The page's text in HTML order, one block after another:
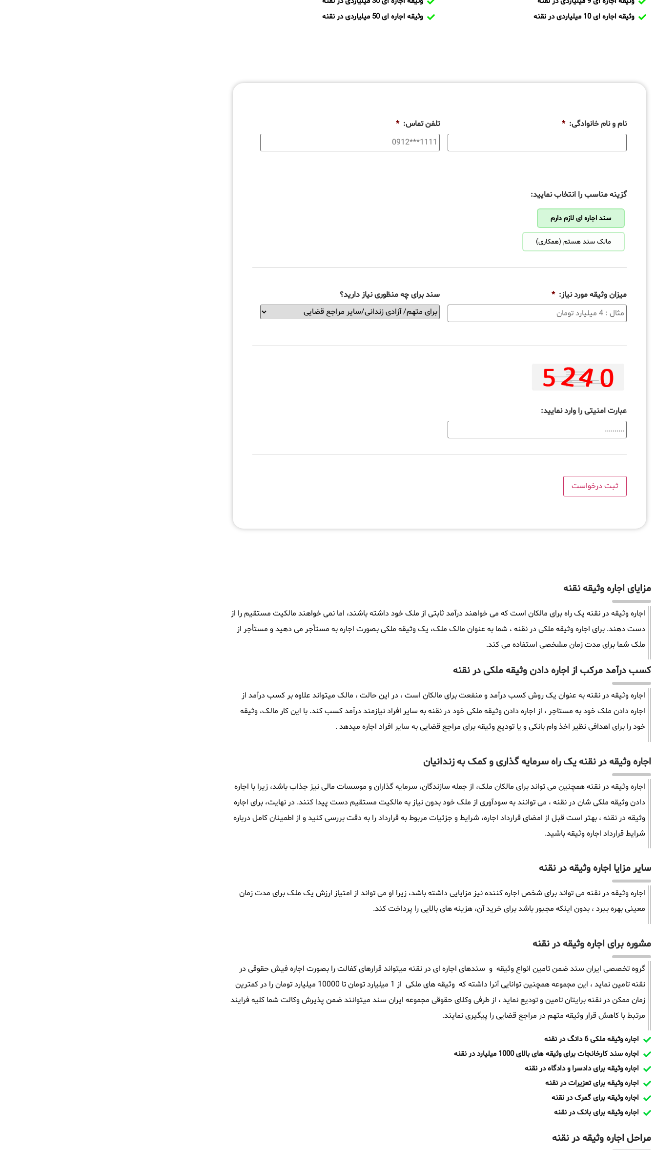
وثیقه اجاره ای 10 میلیاردی در نقنه
وثیقه اجاره ای 50 میلیاردی در نقنه
نام و نام خانوادگی: * تلفن تماس: *
گزینه مناسب را انتخاب نمایید:
سند اجاره ای لازم دارم
مالک سند هستم (همکاری)
میزان وثیقه مورد نیاز: * سند برای چه منظوری نیاز دارید؟
عبارت امنیتی را وارد نمایید:
مزایای اجاره وثیقه نقنه
اجاره وثیقه در نقنه یک راه برای مالکان است که می خواهند درآمد ثابتی از ملک خود داشته باشند، اما نمی خواهند مالکیت مستقیم را از
دست دهند. برای اجاره وثیقه ملکی در نقنه ، شما به عنوان مالک ملک، یک وثیقه ملکی بصورت اجاره به مستأجر می دهید و مستأجر از
ملک شما برای مدت زمان مشخصی استفاده می کند.
کسب درآمد مرکب از اجاره دادن وثیقه ملکی در نقنه
اجاره وثیقه در نقنه به عنوان یک روش کسب درآمد و منفعت برای مالکان است ، در این حالت ، مالک میتواند علاوه بر کسب درآمد از
اجاره دادن ملک خود به مستاجر ، از اجاره دادن وثیقه ملکی خود در نقنه به سایر افراد نیازمند درآمد کسب کند. با این کار مالک، وثیقه
خود را برای اهدافی نظیر اخذ وام بانکی و یا تودیع وثیقه برای مراجع قضایی به سایر افراد اجاره میدهد .
اجاره وثیقه در نقنه یک راه سرمایه گذاری و کمک به زندانیان
اجاره وثیقه در نقنه همچنین می تواند برای مالکان ملک، از جمله سازندگان، سرمایه گذاران و موسسات مالی نیز جذاب باشد، زیرا با اجاره
دادن وثیقه ملکی شان در نقنه ، می توانند به سودآوری از ملک خود بدون نیاز به مالکیت مستقیم دست پیدا کنند. در نهایت، برای اجاره
وثیقه در نقنه ، بهتر است قبل از امضای قرارداد اجاره، شرایط و جزئیات مربوط به قرارداد را به دقت بررسی کنید و از اطمینان کامل درباره
شرایط قرارداد اجاره وثیقه باشید.
سایر مزایا اجاره وثیقه در نقنه
اجاره وثیقه در نقنه می تواند برای شخص اجاره کننده نیز مزایایی داشته باشد، زیرا او می تواند از امتیاز ارزش یک ملک برای مدت زمان
معینی بهره ببرد ، بدون اینکه مجبور باشد برای خرید آن، هزینه های بالایی را پرداخت کند.
مشوره برای اجاره وثیقه در نقنه
گروه تخصصی ایران سند ضمن تامین انواع وثیقه و سندهای اجاره ای در نقنه میتواند قرارهای کفالت را بصورت اجاره فیش حقوقی در
نقنه تامین نماید ، این مجموعه همچنین توانایی آنرا داشته که وثیقه های ملکی از 1 میلیارد تومان تا 10000 میلیارد تومان را در کمترین
زمان ممکن در نقنه برایتان تامین و تودیع نماید ، از طرفی وکلای حقوقی مجموعه ایران سند میتوانند ضمن پذیرش وکالت شما کلیه فرایند
مرتبط با کاهش قرار وثیقه متهم در مراجع قضایی را پیگیری نمایند.
اجاره وثیقه ملکی 6 دانگ در نقنه
اجاره سند کارخانجات برای وثیقه های بالای 1000 میلیارد در نقنه
اجاره وثیقه برای دادسرا و دادگاه در نقنه
اجاره وثیقه برای تعزیرات در نقنه
اجاره وثیقه برای گمرک در نقنه
اجاره وثیقه برای بانک در نقنه
مراحل اجاره وثیقه در نقنه